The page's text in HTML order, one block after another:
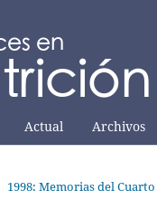
Actual Archivos
1998: Memorias del